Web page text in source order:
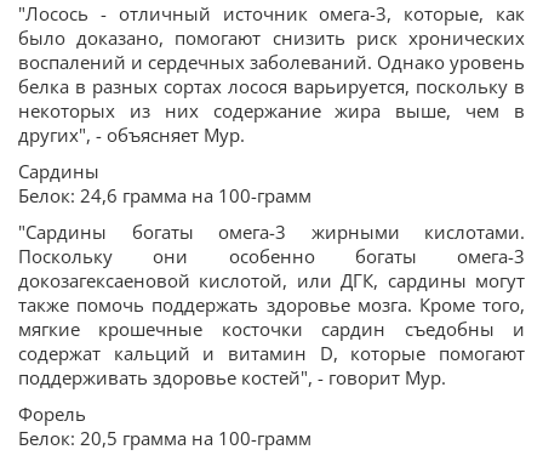
"Лосось - отличный источник омега-3, которые, как
было доказано, помогают снизить риск хронических
воспалений и сердечных заболеваний. Однако уровень
белка в разных сортах лосося варьируется, поскольку в
некоторых из них содержание жира выше, чем в
других", - объясняет Мур.
Сардины
Белок: 24,6 грамма на 100-грамм
"Сардины богаты омега-3 жирными кислотами.
Поскольку они особенно богаты омега-3
докозагексаеновой кислотой, или ДГК, сардины могут
также помочь поддержать здоровье мозга. Кроме того,
мягкие крошечные косточки сардин съедобны и
содержат кальций и витамин D, которые помогают
поддерживать здоровье костей", - говорит Мур.
Форель
Белок: 20,5 грамма на 100-грамм